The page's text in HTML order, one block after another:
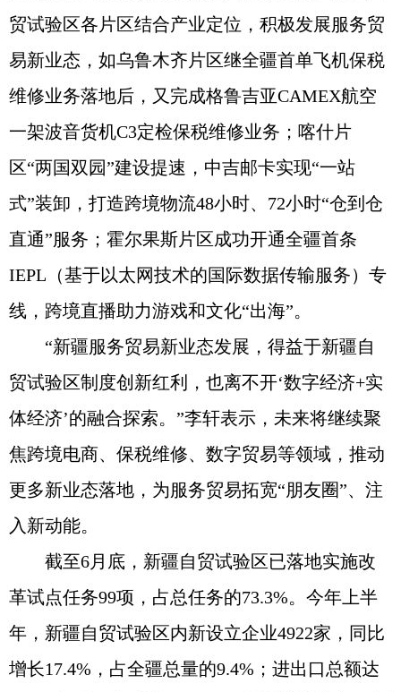
贸试验区各片区结合产业定位，积极发展服务贸
易新业态，如乌鲁木齐片区继全疆首单飞机保税
维修业务落地后，又完成格鲁吉亚CAMEX航空
一架波音货机C3定检保税维修业务；喀什片
区“两国双园”建设提速，中吉邮卡实现“一站
式”装卸，打造跨境物流48小时、72小时“仓到仓
直通”服务；霍尔果斯片区成功开通全疆首条
IEPL（基于以太网技术的国际数据传输服务）专
线，跨境直播助力游戏和文化“出海”。
“新疆服务贸易新业态发展，得益于新疆自
贸试验区制度创新红利，也离不开‘数字经济+实
体经济’的融合探索。”李轩表示，未来将继续聚
焦跨境电商、保税维修、数字贸易等领域，推动
更多新业态落地，为服务贸易拓宽“朋友圈”、注
入新动能。
截至6月底，新疆自贸试验区已落地实施改
革试点任务99项，占总任务的73.3%。今年上半
年，新疆自贸试验区内新设立企业4922家，同比
增长17.4%，占全疆总量的9.4%；进出口总额达